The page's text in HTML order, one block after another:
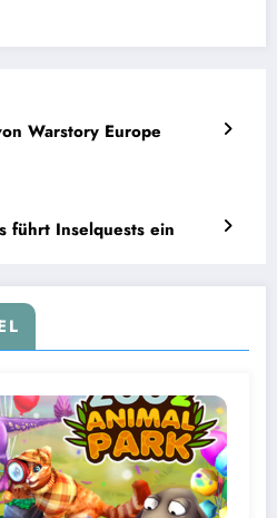
Warstory Europe
führt Inselquests ein